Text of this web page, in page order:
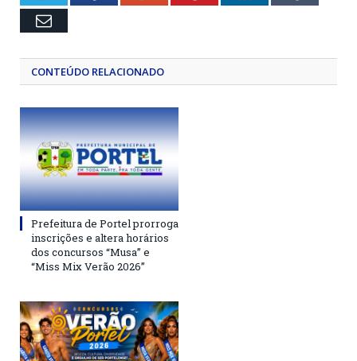
Email
CONTEÚDO RELACIONADO
Prefeitura de Portel prorroga
inscrições e altera horários
dos concursos “Musa” e
“Miss Mix Verão 2026”